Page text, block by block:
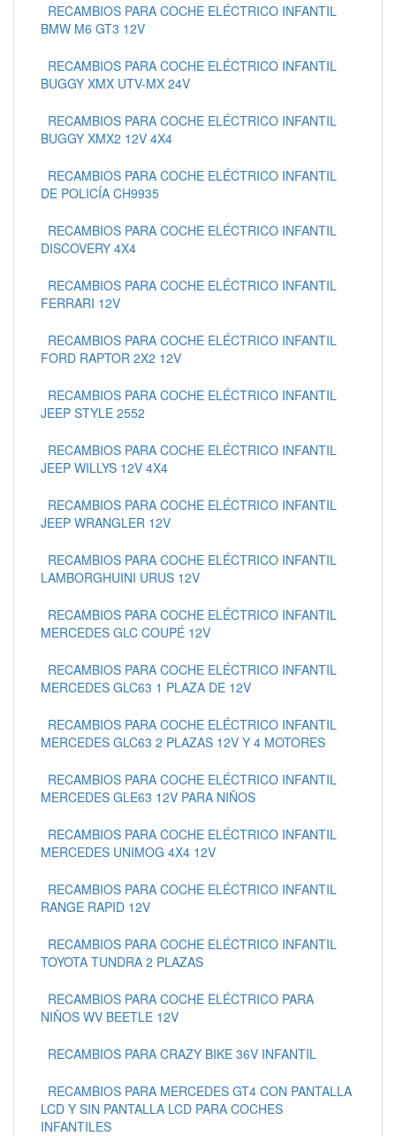
RECAMBIOS PARA COCHE ELÉCTRICO INFANTIL
BMW M6 GT3 12V
RECAMBIOS PARA COCHE ELÉCTRICO INFANTIL
BUGGY XMX UTV-MX 24V
RECAMBIOS PARA COCHE ELÉCTRICO INFANTIL
BUGGY XMX2 12V 4X4
RECAMBIOS PARA COCHE ELÉCTRICO INFANTIL
DE POLICÍA CH9935
RECAMBIOS PARA COCHE ELÉCTRICO INFANTIL
DISCOVERY 4X4
RECAMBIOS PARA COCHE ELÉCTRICO INFANTIL
FERRARI 12V
RECAMBIOS PARA COCHE ELÉCTRICO INFANTIL
FORD RAPTOR 2X2 12V
RECAMBIOS PARA COCHE ELÉCTRICO INFANTIL
JEEP STYLE 2552
RECAMBIOS PARA COCHE ELÉCTRICO INFANTIL
JEEP WILLYS 12V 4X4
RECAMBIOS PARA COCHE ELÉCTRICO INFANTIL
JEEP WRANGLER 12V
RECAMBIOS PARA COCHE ELÉCTRICO INFANTIL
LAMBORGHUINI URUS 12V
RECAMBIOS PARA COCHE ELÉCTRICO INFANTIL
MERCEDES GLC COUPÉ 12V
RECAMBIOS PARA COCHE ELÉCTRICO INFANTIL
MERCEDES GLC63 1 PLAZA DE 12V
RECAMBIOS PARA COCHE ELÉCTRICO INFANTIL
MERCEDES GLC63 2 PLAZAS 12V Y 4 MOTORES
RECAMBIOS PARA COCHE ELÉCTRICO INFANTIL
MERCEDES GLE63 12V PARA NIÑOS
RECAMBIOS PARA COCHE ELÉCTRICO INFANTIL
MERCEDES UNIMOG 4X4 12V
RECAMBIOS PARA COCHE ELÉCTRICO INFANTIL
RANGE RAPID 12V
RECAMBIOS PARA COCHE ELÉCTRICO INFANTIL
TOYOTA TUNDRA 2 PLAZAS
RECAMBIOS PARA COCHE ELÉCTRICO PARA
NIÑOS WV BEETLE 12V
RECAMBIOS PARA CRAZY BIKE 36V INFANTIL
RECAMBIOS PARA MERCEDES GT4 CON PANTALLA
LCD Y SIN PANTALLA LCD PARA COCHES
INFANTILES